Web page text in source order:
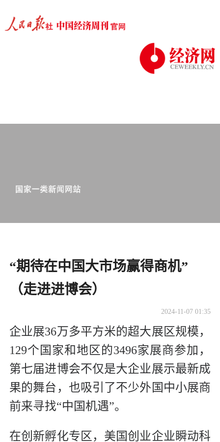
“期待在中国大市场赢得商机”
（走进进博会）
2024-11-07 01:35
企业展36万多平方米的超大展区规模，
129个国家和地区的3496家展商参加，
第七届进博会不仅是大企业展示最新成
果的舞台，也吸引了不少外国中小展商
前来寻找“中国机遇”。
在创新孵化专区，美国创业企业瞬动科